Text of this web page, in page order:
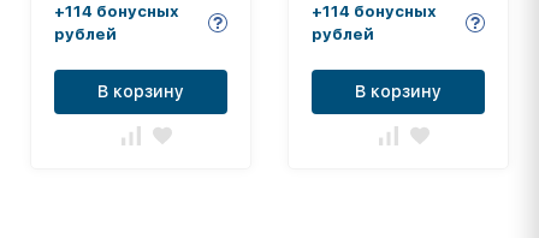
+114 бонусных
рублей
В корзину
+114 бонусных
рублей
В корзину